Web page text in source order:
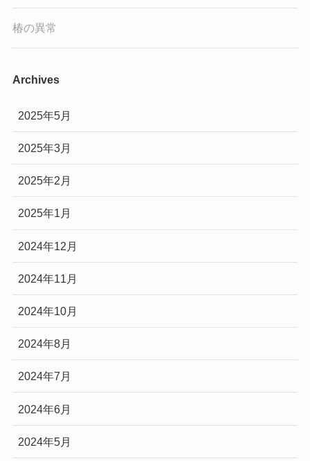
椿の異常
Archives
2025年5月
2025年3月
2025年2月
2025年1月
2024年12月
2024年11月
2024年10月
2024年8月
2024年7月
2024年6月
2024年5月